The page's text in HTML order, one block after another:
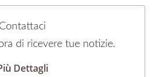
Contattaci
di ricevere tue notizie.
Dettagli